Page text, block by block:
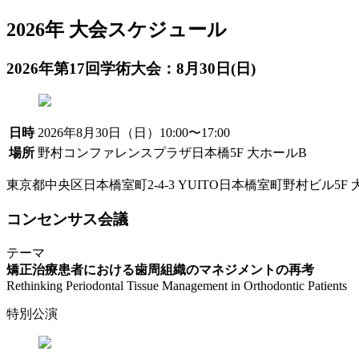
2026年 大会スケジュール
2026年第17回学術大会：8月30日(日)
日時 2026年8月30日（日）10:00〜17:00
場所 野村コンファレンスプラザ日本橋5F 大ホールB
東京都中央区日本橋室町2-4-3 YUITO日本橋室町野村ビル5F
コンセンサス会議
テーマ
矯正治療患者における歯周組織のマネジメントの再考
Rethinking Periodontal Tissue Management in Orthodontic Patients
特別公演